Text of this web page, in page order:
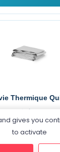
Thermique
vent, idéale pour
gives you
to activate